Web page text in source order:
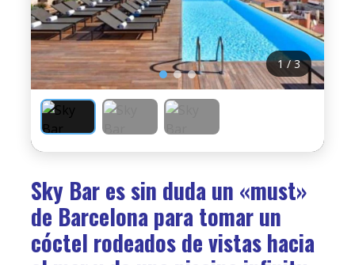
1 / 3
Sky Bar es sin duda un «must»
de Barcelona para tomar un
cóctel rodeados de vistas hacia